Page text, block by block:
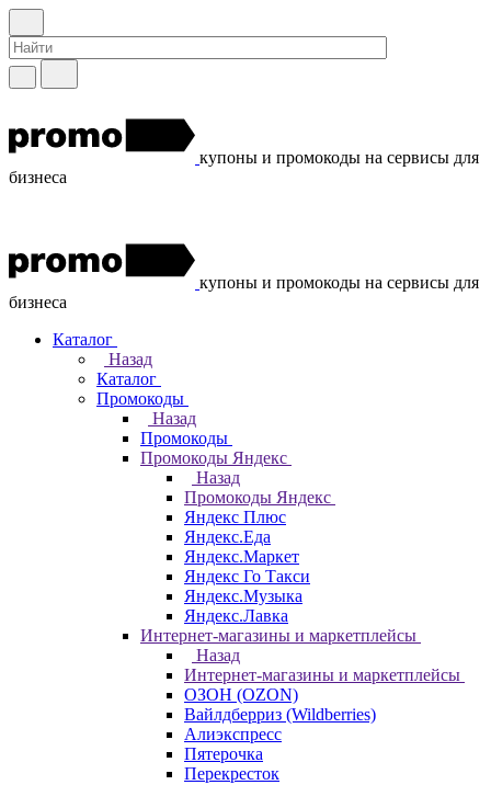
купоны и промокоды на сервисы для
бизнеса
купоны и промокоды на сервисы для
бизнеса
Каталог
Назад
Каталог
Промокоды
Назад
Промокоды
Промокоды Яндекс
Назад
Промокоды Яндекс
Яндекс Плюс
Яндекс.Еда
Яндекс.Маркет
Яндекс Го Такси
Яндекс.Музыка
Яндекс.Лавка
Интернет-магазины и маркетплейсы
Назад
Интернет-магазины и маркетплейсы
ОЗОН (OZON)
Вайлдберриз (Wildberries)
Алиэкспресс
Пятерочка
Перекресток